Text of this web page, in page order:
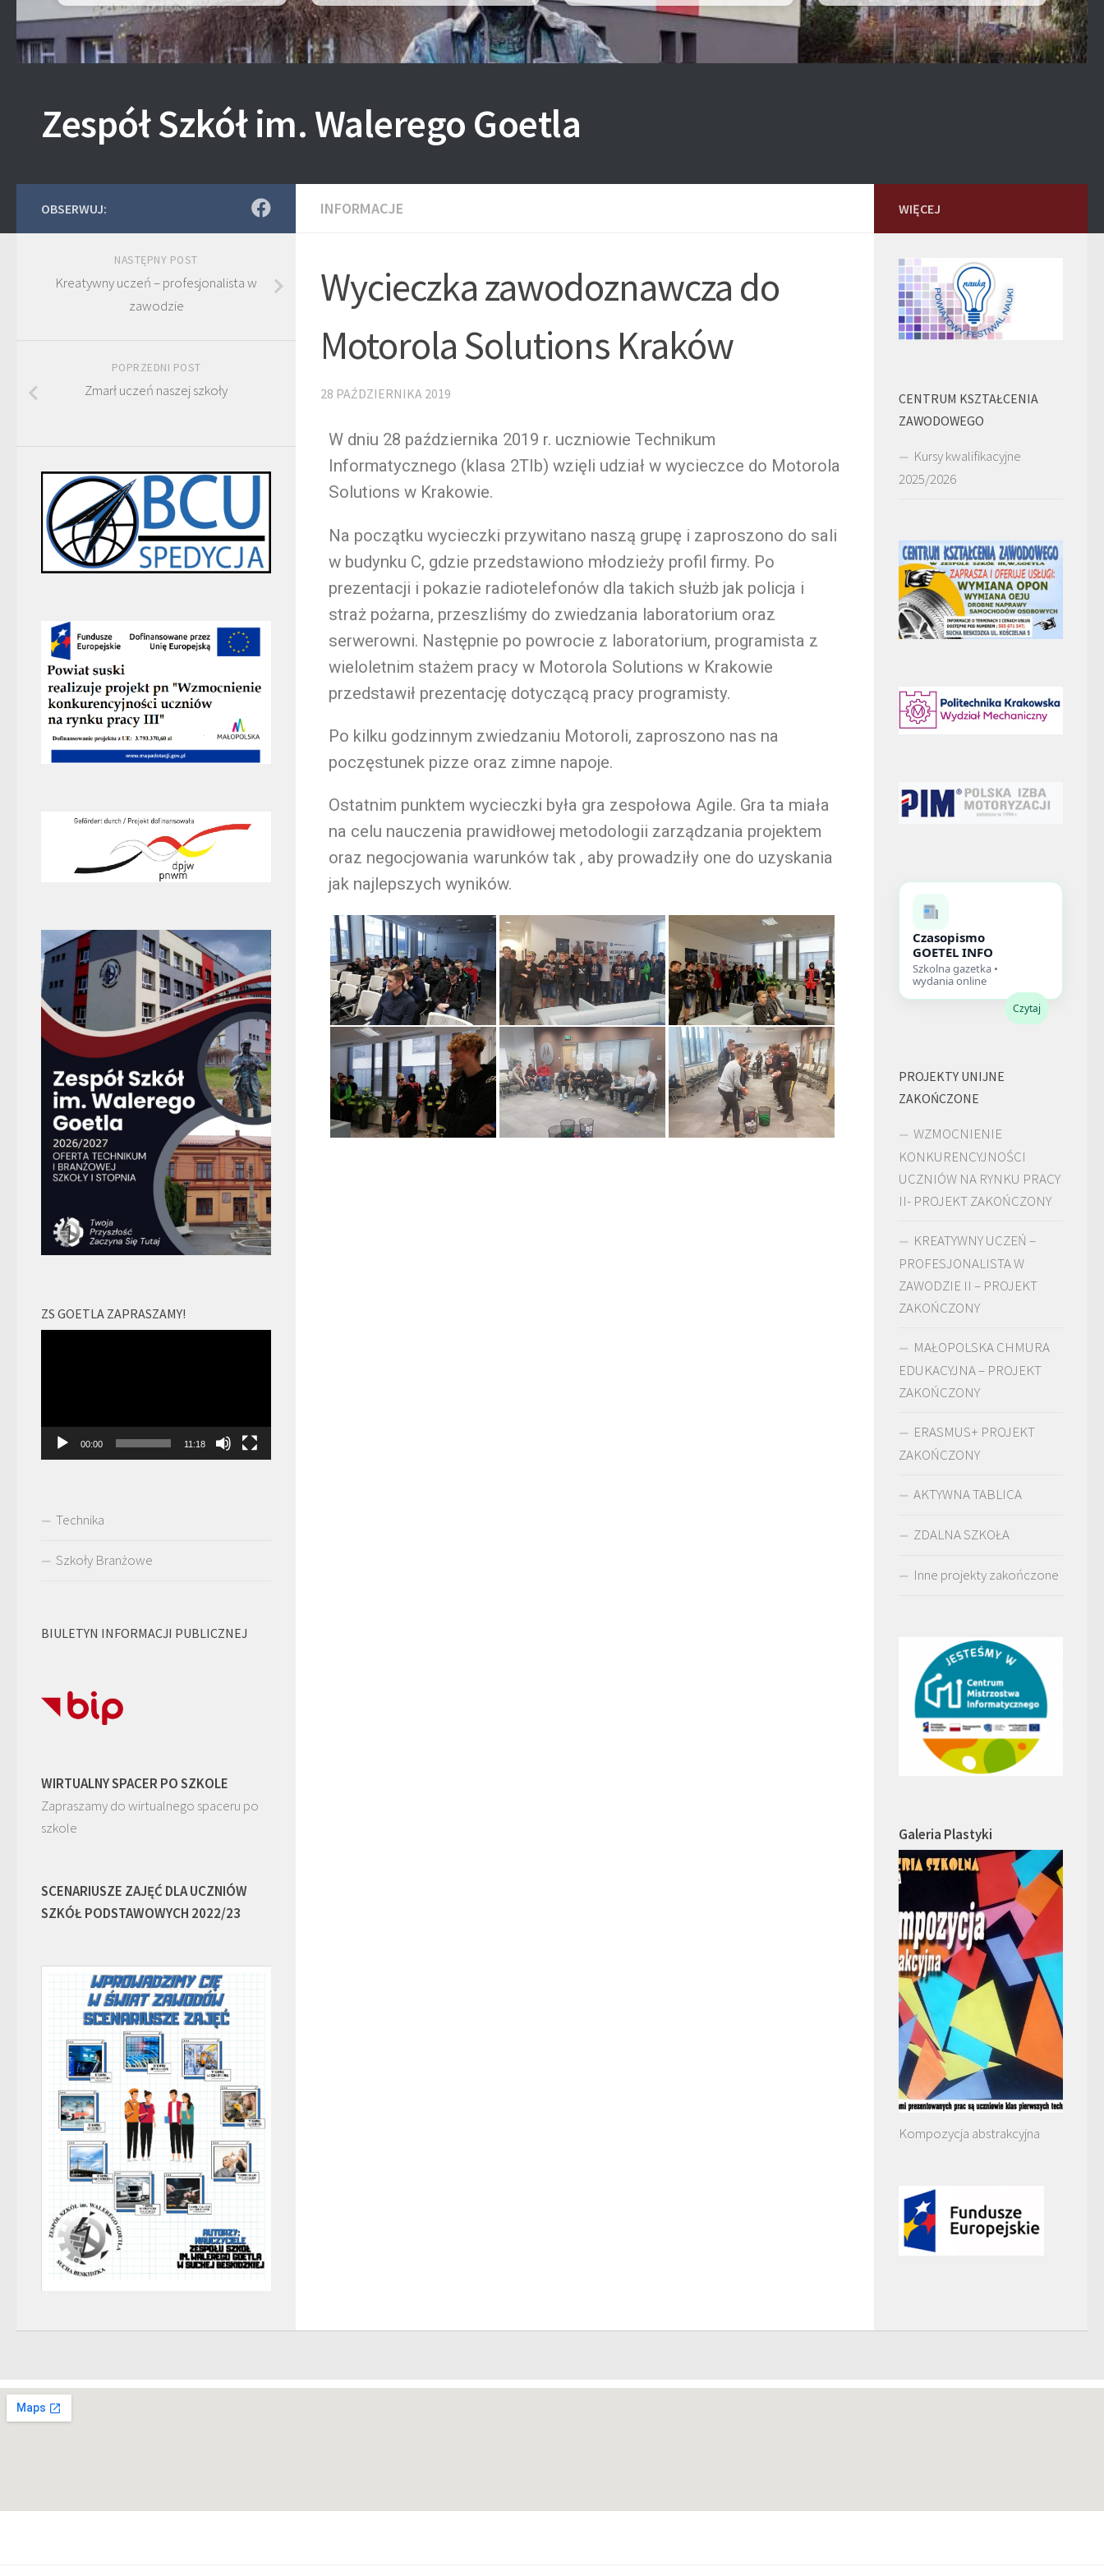
Zespół Szkół im. Walerego Goetla
INFORMACJE
Wycieczka zawodoznawcza do
Motorola Solutions Kraków
28 PAŹDZIERNIKA 2019
W dniu 28 października 2019 r. uczniowie Technikum
Informatycznego (klasa 2TIb) wzięli udział w wycieczce do Motorola
Solutions w Krakowie.
Na początku wycieczki przywitano naszą grupę i zaproszono do sali
w budynku C, gdzie przedstawiono młodzieży profil firmy. Po
prezentacji i pokazie radiotelefonów dla takich służb jak policja i
straż pożarna, przeszliśmy do zwiedzania laboratorium oraz
serwerowni. Następnie po powrocie z laboratorium, programista z
wieloletnim stażem pracy w Motorola Solutions w Krakowie
przedstawił prezentację dotyczącą pracy programisty.
Po kilku godzinnym zwiedzaniu Motoroli, zaproszono nas na
poczęstunek pizze oraz zimne napoje.
Ostatnim punktem wycieczki była gra zespołowa Agile. Gra ta miała
na celu nauczenia prawidłowej metodologii zarządzania projektem
oraz negocjowania warunków tak , aby prowadziły one do uzyskania
jak najlepszych wyników.
OBSERWUJ:
NASTĘPNY POST
Kreatywny uczeń – profesjonalista w
zawodzie
POPRZEDNI POST
Zmarł uczeń naszej szkoły
ZS GOETLA ZAPRASZAMY!
00:00 11:18
Technika
Szkoły Branżowe
BIULETYN INFORMACJI PUBLICZNEJ
WIRTUALNY SPACER PO SZKOLE
Zapraszamy do wirtualnego spaceru po
szkole
SCENARIUSZE ZAJĘĆ DLA UCZNIÓW
SZKÓŁ PODSTAWOWYCH 2022/23
WIĘCEJ
CENTRUM KSZTAŁCENIA
ZAWODOWEGO
Kursy kwalifikacyjne
2025/2026
Czasopismo
GOETEL INFO
Szkolna gazetka •
wydania online
Czytaj
PROJEKTY UNIJNE
ZAKOŃCZONE
WZMOCNIENIE
KONKURENCYJNOŚCI
UCZNIÓW NA RYNKU PRACY
II- PROJEKT ZAKOŃCZONY
KREATYWNY UCZEŃ –
PROFESJONALISTA W
ZAWODZIE II – PROJEKT
ZAKOŃCZONY
MAŁOPOLSKA CHMURA
EDUKACYJNA – PROJEKT
ZAKOŃCZONY
ERASMUS+ PROJEKT
ZAKOŃCZONY
AKTYWNA TABLICA
ZDALNA SZKOŁA
Inne projekty zakończone
Galeria Plastyki
Kompozycja abstrakcyjna